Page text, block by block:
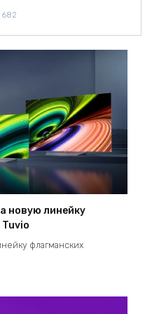
682
новую линейку
флагманских